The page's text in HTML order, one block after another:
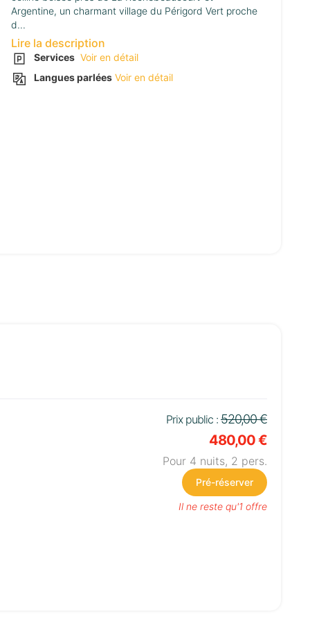
Argentine, un charmant village du Périgord Vert proche
d...
Lire la description
Services Voir en détail
Langues parlées Voir en détail
Prix public : 520,00 €
480,00 €
Pour 4 nuits, 2 pers.
Pré-réserver
Il ne reste qu'1 offre